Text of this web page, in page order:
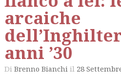
arcaiche
anni ’30
Di Brenno Bianchi il 28